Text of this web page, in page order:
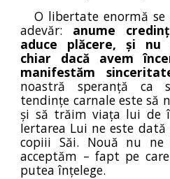
O libertate enormă
adevăr: anume
aduce plăcere, și nu
chiar dacă avem
manifestăm
noastră speranță ca
tendințe carnale este să
și să trăim viața lui de
Iertarea Lui ne este
copiii Săi. Nouă nu
acceptăm – fapt pe
putea înțelege.